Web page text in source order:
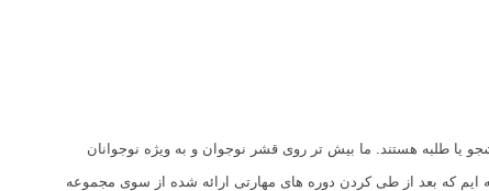
ما بیش تر روی قشر نوجوان و به ویژه نوجوانان
ایم که بعد از طی کردن دوره های مهارتی ارائه شده از سوی مجموعه